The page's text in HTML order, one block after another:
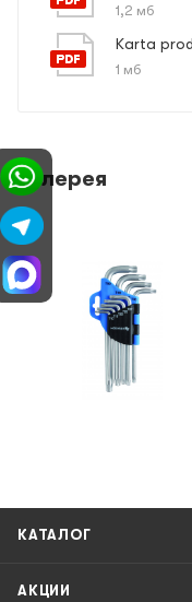
1,2 мб
Karta
1 мб
Галерея
КАТАЛОГ
АКЦИИ